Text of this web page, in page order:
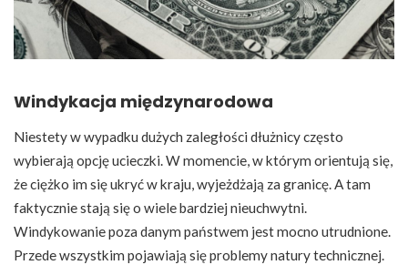
Windykacja międzynarodowa
Niestety w wypadku dużych zaległości dłużnicy często
wybierają opcję ucieczki. W momencie, w którym orientują się,
że ciężko im się ukryć w kraju, wyjeżdżają za granicę. A tam
faktycznie stają się o wiele bardziej nieuchwytni.
Windykowanie poza danym państwem jest mocno utrudnione.
Przede wszystkim pojawiają się problemy natury technicznej.